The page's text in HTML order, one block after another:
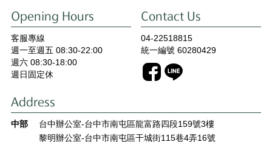
Opening Hours
客服專線
週一至週五 08:30-22:00
週六 08:30-18:00
週日固定休
Contact Us
04-22518815
統一編號 60280429
Address
中部
台中辦公室-台中市南屯區龍富路四段159號3樓
黎明辦公室-台中市南屯區干城街115巷4弄16號